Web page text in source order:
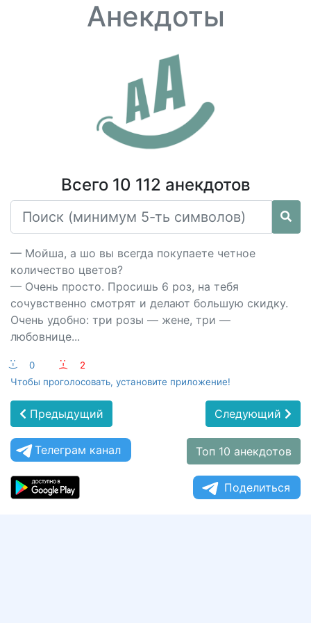
Анекдоты
Всего 10 112 анекдотов
— Мойша, а шо вы всегда покупаете четное
количество цветов?
— Очень просто. Просишь 6 роз, на тебя
сочувственно смотрят и делают большую скидку.
Очень удобно: три розы — жене, три —
любовнице...
:-) 0 :-(
2
Чтобы проголосовать, установите приложение!
Предыдущий Следующий
Телеграм канал Топ 10 анекдотов
Поделиться